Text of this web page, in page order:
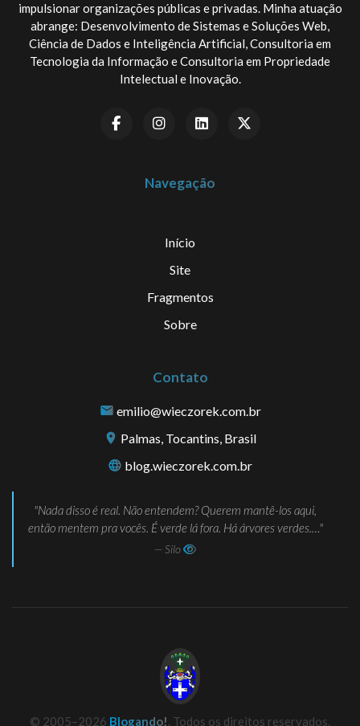
impulsionar organizações públicas e privadas. Minha atuação
abrange: Desenvolvimento de Sistemas e Soluções Web,
Ciência de Dados e Inteligência Artificial, Consultoria em
Tecnologia da Informação e Consultoria em Propriedade
Intelectual e Inovação.
Navegação
Início
Site
Fragmentos
Sobre
Contato
emilio@wieczorek.com.br
Palmas, Tocantins, Brasil
blog.wieczorek.com.br
Nada disso é real. Não entendem? Querem mantê-los aqui,
então mentem pra vocês. É verde lá fora. Há árvores verdes.…
— Silo
© 2005–2026 Blogando!. Todos os direitos reservados.